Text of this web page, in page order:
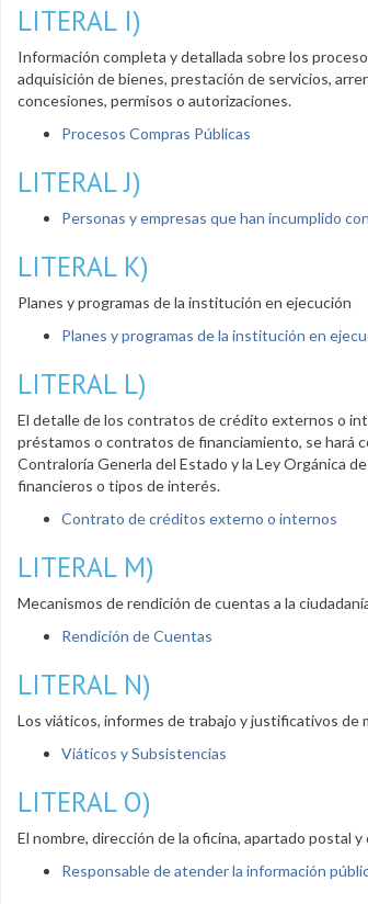
LITERAL I)
Información completa y detallada sobre los
adquisición de bienes, prestación de servicios,
concesiones, permisos o autorizaciones.
Procesos Compras Públicas
LITERAL J)
Personas y empresas que han incumplido
LITERAL K)
Planes y programas de la institución en ejecución
Planes y programas de la institución en
LITERAL L)
El detalle de los contratos de crédito externos o
préstamos o contratos de financiamiento, se hará
Contraloría Generla del Estado y la Ley Orgánica
financieros o tipos de interés.
Contrato de créditos externo o internos
LITERAL M)
Mecanismos de rendición de cuentas a la
Rendición de Cuentas
LITERAL N)
Los viáticos, informes de trabajo y justificativos de
Viáticos y Subsistencias
LITERAL O)
El nombre, dirección de la oficina, apartado postal
Responsable de atender la información